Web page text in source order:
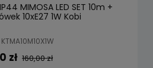
MIMOSA LED SET 10m +
10xE27 1W Kobi
zł 160,00 zł